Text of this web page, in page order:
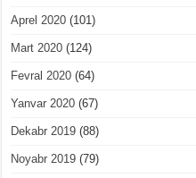
Aprel 2020 (101)
Mart 2020 (124)
Fevral 2020 (64)
Yanvar 2020 (67)
Dekabr 2019 (88)
Noyabr 2019 (79)